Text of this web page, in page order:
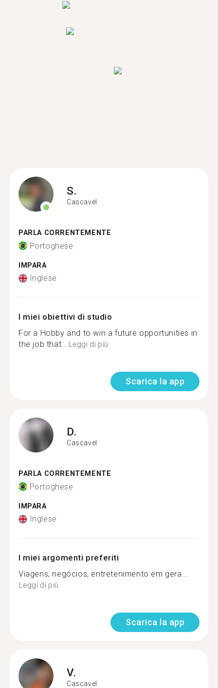
S.
Cascavel
PARLA CORRENTEMENTE
Portoghese
IMPARA
Inglese
I miei obiettivi di studio
For a Hobby and to win a future opportunities in
the job that...Leggi di più
Scarica la app
D.
Cascavel
PARLA CORRENTEMENTE
Portoghese
IMPARA
Inglese
I miei argomenti preferiti
Viagens, negócios, entretenimento em gera...
Leggi di più
Scarica la app
V.
Cascavel